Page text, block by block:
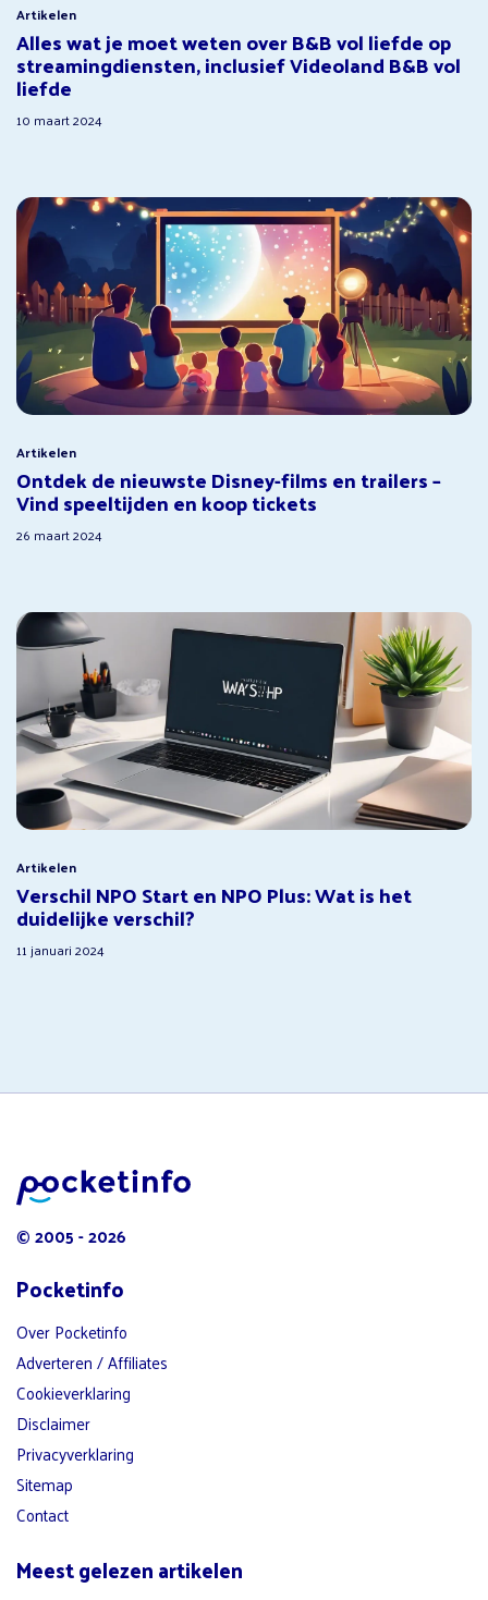
Artikelen
Alles wat je moet weten over B&B vol liefde op
streamingdiensten, inclusief Videoland B&B vol
liefde
10 maart 2024
Artikelen
Ontdek de nieuwste Disney-films en trailers –
Vind speeltijden en koop tickets
26 maart 2024
Artikelen
Verschil NPO Start en NPO Plus: Wat is het
duidelijke verschil?
11 januari 2024
© 2005 - 2026
Pocketinfo
Over Pocketinfo
Adverteren / Affiliates
Cookieverklaring
Disclaimer
Privacyverklaring
Sitemap
Contact
Meest gelezen artikelen